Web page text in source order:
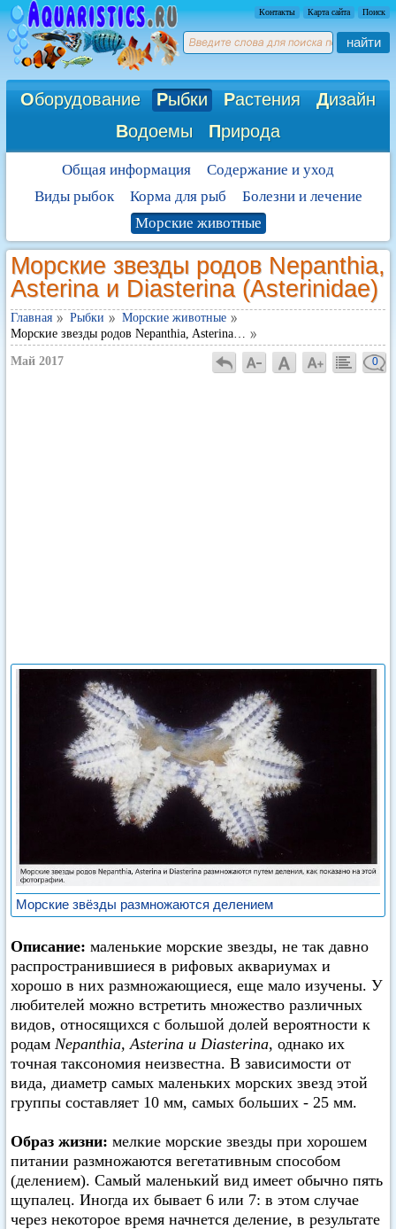
Контакты Карта сайта Поиск
найти
Оборудование Рыбки Растения Дизайн
Водоемы Природа
Общая информация
Содержание и уход
Виды рыбок
Корма для рыб
Болезни и лечение
Морские животные
Морские звезды родов Nepanthia,
Asterina и Diasterina (Asterinidae)
Главная Рыбки
Морские животные
Морские звезды родов Nepanthia, Asterina…
Май 2017 0
Морские звёзды размножаются делением
Описание: маленькие морские звезды, не так давно
распространившиеся в рифовых аквариумах и
хорошо в них размножающиеся, еще мало изучены. У
любителей можно встретить множество различных
видов, относящихся с большой долей вероятности к
родам Nepanthia, Asterina и Diasterina, однако их
точная таксономия неизвестна. В зависимости от
вида, диаметр самых маленьких морских звезд этой
группы составляет 10 мм, самых больших - 25 мм.
Образ жизни: мелкие морские звезды при хорошем
питании размножаются вегетативным способом
(делением). Самый маленький вид имеет обычно пять
щупалец. Иногда их бывает 6 или 7: в этом случае
через некоторое время начнется деление, в результате